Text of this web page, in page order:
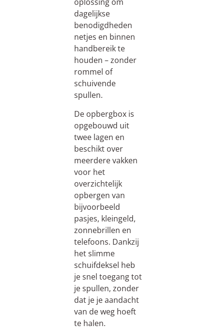
dagelijkse
benodigdheden
netjes en binnen
handbereik te
houden – zonder
rommel of
schuivende
spullen.
De opbergbox is
opgebouwd uit
twee lagen en
beschikt over
meerdere vakken
voor het
overzichtelijk
opbergen van
bijvoorbeeld
pasjes, kleingeld,
zonnebrillen en
telefoons. Dankzij
het slimme
schuifdeksel heb
je snel toegang tot
je spullen, zonder
dat je je aandacht
van de weg hoeft
te halen.